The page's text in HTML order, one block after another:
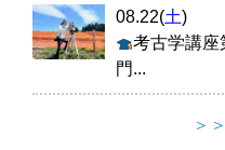
08.22(土)
考古学講座
門...
＞